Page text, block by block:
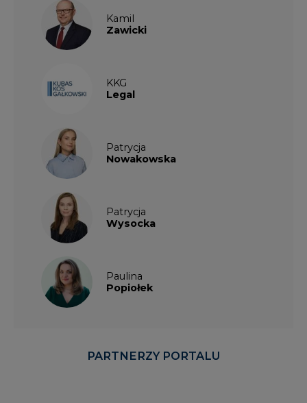
Kamil
Zawicki
KKG
Legal
Patrycja
Nowakowska
Patrycja
Wysocka
Paulina
Popiołek
PARTNERZY PORTALU